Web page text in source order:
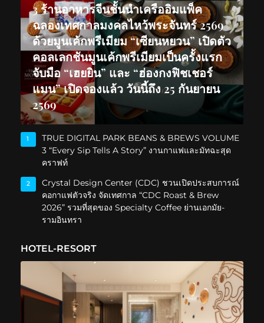
3 ร้านอาหารจีนชั้นนำเครืออิมแพ็ค
ฉลองเทศกาลมงคลไหว้พระจันทร์ 2569
ด้วยมูนเค้กพรีเมียม “เซียนหยวน” เปิดตัว
คอลเลกชันมูนเค้กพรีเมียมเป็นครั้งแรก
จับมือ “เฮยยิน” และ “ฮ่องกงฟิชเชอร์
แมน” เปิดจองแล้ว วันนี้ถึง 25 กันยายน
2569
1
TRUE DIGITAL PARK BEANS & BREWS VOLUME
3 “Every Sip Tells A Story” งานกาแฟและมัทฉะสุด
คราฟท์
2
Crystal Design Center (CDC) ชวนเปิดประสบการณ์
คอกาแฟตัวจริง จัดเทศกาล “CDC Roast & Brew
2026” รวมที่สุดของ Specialty Coffee ย่านเอกมัย-
รามอินทรา
HOTEL-RESORT